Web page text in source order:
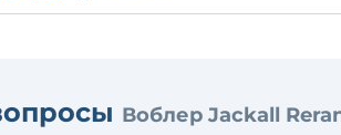
Воблер Jackall